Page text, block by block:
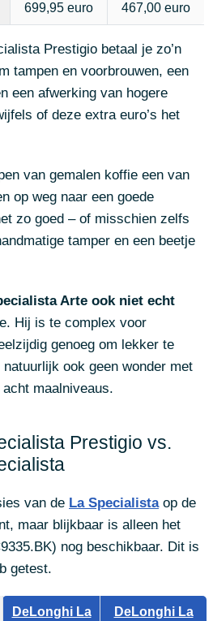
699,95 euro 467,00 euro
Prestigio betaal je zo’n
tampen en voorbrouwen, een
een afwerking van hogere
of deze extra euro’s het
van gemalen koffie een van
op weg naar een goede
zo goed – of misschien zelfs
tamper en een beetje
Arte ook niet echt
Hij is te complex voor
genoeg om lekker te
ook geen wonder met
maalniveaus.
Prestigio vs.
van de La Specialistaop de
maar blijkbaar is alleen het
nog beschikbaar. Dit is
getest.
DeLonghi La
DeLonghi La